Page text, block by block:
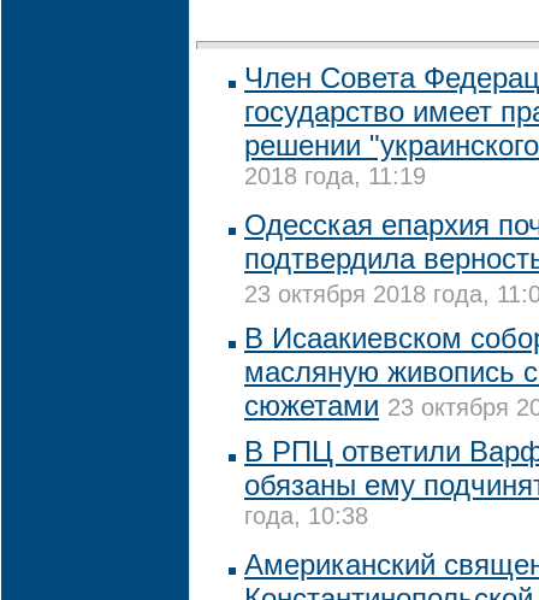
Член Совета
государство имеет
решении
2018 года, 11:19
Одесская епархия
подтвердила
23 октября 2018 года,
В Исаакиевском
масляную живопись
сюжетами 23 октября
В РПЦ ответили
обязаны ему
года, 10:38
Американский